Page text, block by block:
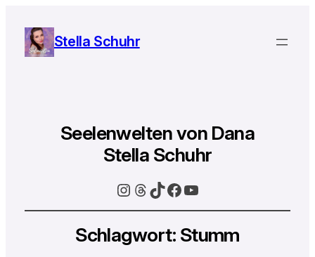
Stella Schuhr
Seelenwelten von Dana
Stella Schuhr
Instagram
Threads
TikTok
Facebook
YouTube
Schlagwort: Stumm